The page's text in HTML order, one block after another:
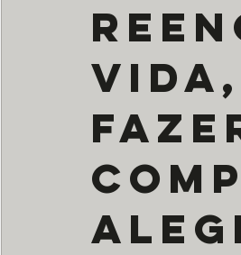
Esperança e Vida teste
Paroquia Santo Agostinho